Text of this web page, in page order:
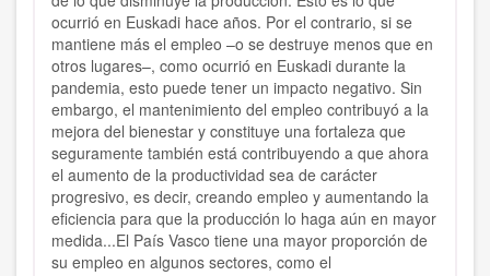
ocurrió en Euskadi hace años. Por el contrario, si se
mantiene más el empleo –o se destruye menos que en
otros lugares–, como ocurrió en Euskadi durante la
pandemia, esto puede tener un impacto negativo. Sin
embargo, el mantenimiento del empleo contribuyó a la
mejora del bienestar y constituye una fortaleza que
seguramente también está contribuyendo a que ahora
el aumento de la productividad sea de carácter
progresivo, es decir, creando empleo y aumentando la
eficiencia para que la producción lo haga aún en mayor
medida...El País Vasco tiene una mayor proporción de
su empleo en algunos sectores, como el